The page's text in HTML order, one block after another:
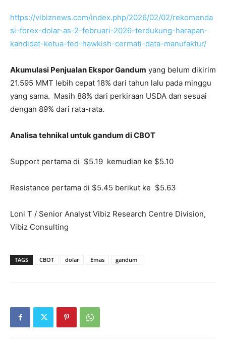
https://vibiznews.com/index.php/2026/02/02/rekomenda
si-forex-dolar-as-2-februari-2026-terdukung-harapan-
kandidat-ketua-fed-hawkish-cermati-data-manufaktur/
Akumulasi Penjualan Ekspor Gandum yang belum dikirim
21.595 MMT lebih cepat 18% dari tahun lalu pada minggu
yang sama. Masih 88% dari perkiraan USDA dan sesuai
dengan 89% dari rata-rata.
Analisa tehnikal untuk gandum di CBOT
Support pertama di $5.19 kemudian ke $5.10
Resistance pertama di $5.45 berikut ke $5.63
Loni T / Senior Analyst Vibiz Research Centre Division,
Vibiz Consulting
TAGS CBOT dolar Emas gandum